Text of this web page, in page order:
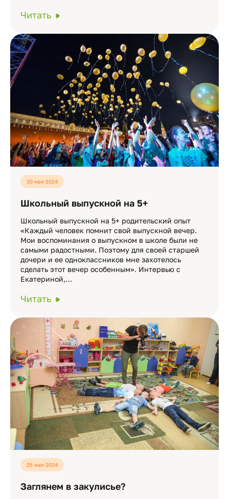
Читать
30 мая 2024
Школьный выпускной на 5+
Школьный выпускной на 5+ родительский опыт
«Каждый человек помнит свой выпускной вечер.
Мои воспоминания о выпускном в школе были не
самыми радостными. Поэтому для своей старшей
дочери и ее одноклассников мне захотелось
сделать этот вечер особенным». Интервью с
Екатериной,…
Читать
25 мая 2024
Заглянем в закулисье?